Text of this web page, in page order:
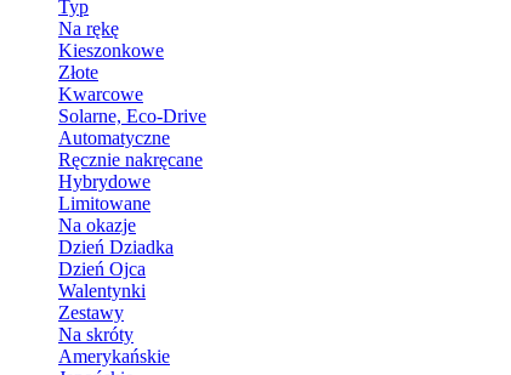
Typ
Na rękę
Kieszonkowe
Złote
Kwarcowe
Solarne, Eco-Drive
Automatyczne
Ręcznie nakręcane
Hybrydowe
Limitowane
Na okazje
Dzień Dziadka
Dzień Ojca
Walentynki
Zestawy
Na skróty
Amerykańskie